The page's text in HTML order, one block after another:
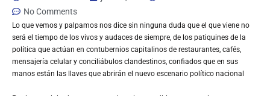
No Comments
Lo que vemos y palpamos nos dice sin ninguna duda que el que viene no
será el tiempo de los vivos y audaces de siempre, de los patiquines de la
política que actúan en contubernios capitalinos de restaurantes, cafés,
mensajería celular y conciliábulos clandestinos, confiados que en sus
manos están las llaves que abrirán el nuevo escenario político nacional